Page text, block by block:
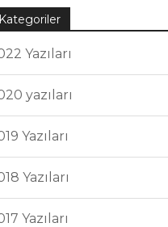
Kategoriler
Yazıları
yazıları
Yazıları
Yazıları
Yazıları